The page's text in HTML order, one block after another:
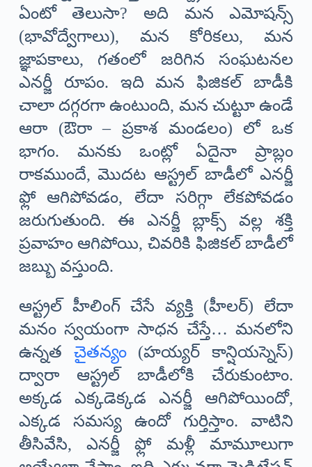
ఏంటో తెలుసా? అది మన ఎమోషన్స్
(భావోద్వేగాలు), మన కోరికలు, మన
జ్ఞాపకాలు, గతంలో జరిగిన సంఘటనల
ఎనర్జీ రూపం. ఇది మన ఫిజికల్ బాడీకి
చాలా దగ్గరగా ఉంటుంది, మన చుట్టూ ఉండే
ఆరా (ఔరా – ప్రకాశ మండలం) లో ఒక
భాగం. మనకు ఒంట్లో ఏదైనా ప్రాబ్లం
రాకముందే, మొదట ఆస్ట్రల్ బాడీలో ఎనర్జీ
ఫ్లో ఆగిపోవడం, లేదా సరిగ్గా లేకపోవడం
జరుగుతుంది. ఈ ఎనర్జీ బ్లాక్స్ వల్ల శక్తి
ప్రవాహం ఆగిపోయి, చివరికి ఫిజికల్ బాడీలో
జబ్బు వస్తుంది.
ఆస్ట్రల్ హీలింగ్ చేసే వ్యక్తి (హీలర్) లేదా
మనం స్వయంగా సాధన చేస్తే… మనలోని
ఉన్నత చైతన్యం(హయ్యర్ కాన్షియస్నెస్)
ద్వారా ఆస్ట్రల్ బాడీలోకి చేరుకుంటాం.
అక్కడ ఎక్కడెక్కడ ఎనర్జీ ఆగిపోయిందో,
ఎక్కడ సమస్య ఉందో గుర్తిస్తాం. వాటిని
తీసివేసి, ఎనర్జీ ఫ్లో మళ్లీ మామూలుగా